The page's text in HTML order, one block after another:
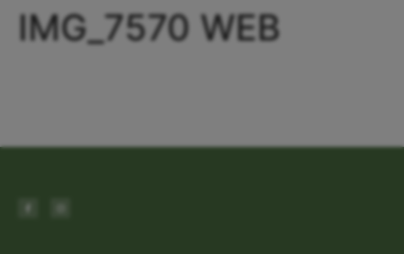
IMG_7570 WEB